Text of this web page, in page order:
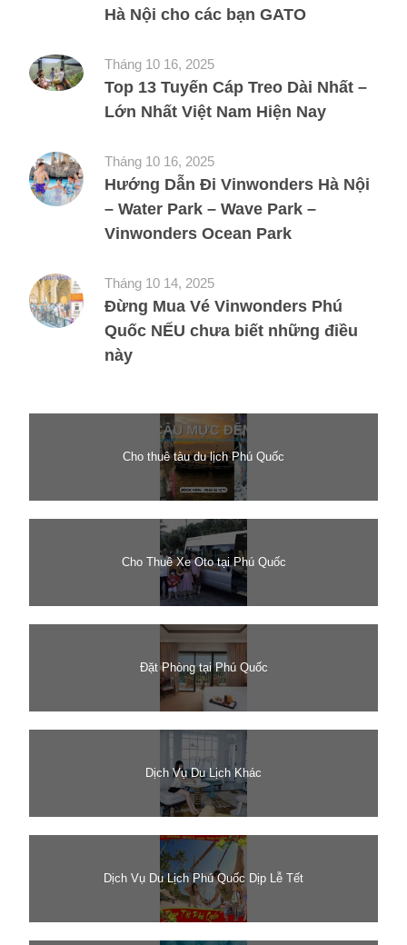
Hà Nội cho các bạn GATO
Tháng 10 16, 2025
Top 13 Tuyến Cáp Treo Dài Nhất –
Lớn Nhất Việt Nam Hiện Nay
Tháng 10 16, 2025
Hướng Dẫn Đi Vinwonders Hà Nội
– Water Park – Wave Park –
Vinwonders Ocean Park
Tháng 10 14, 2025
Đừng Mua Vé Vinwonders Phú
Quốc NẾU chưa biết những điều
này
Cho thuê tàu du lịch Phú Quốc
Cho Thuê Xe Oto tại Phú Quốc
Đặt Phòng tại Phú Quốc
Dịch Vụ Du Lịch Khác
Dịch Vụ Du Lịch Phú Quốc Dịp Lễ Tết